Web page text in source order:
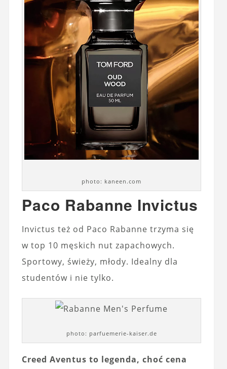
photo: kaneen.com
Paco Rabanne Invictus
Invictus też od Paco Rabanne trzyma się
w top 10 męskich nut zapachowych.
Sportowy, świeży, młody. Idealny dla
studentów i nie tylko.
photo: parfuemerie-kaiser.de
Creed Aventus to legenda, choć cena